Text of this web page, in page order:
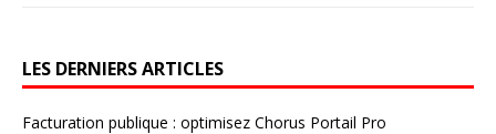
LES DERNIERS ARTICLES
Facturation publique : optimisez Chorus Portail Pro